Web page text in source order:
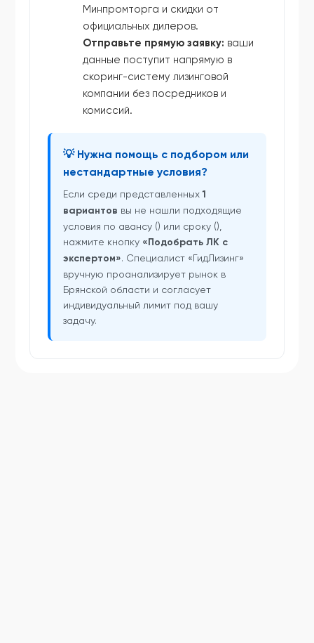
Минпромторга и скидки от
официальных дилеров.
Отправьте прямую заявку: ваши
данные поступит напрямую в
скоринг-систему лизинговой
компании без посредников и
комиссий.
💡 Нужна помощь с подбором или
нестандартные условия?
Если среди представленных1
вариантов вы не нашли подходящие
условия по авансу () или сроку (),
нажмите кнопку «Подобрать ЛК с
экспертом». Специалист «ГидЛизинг»
вручную проанализирует рынок в
Брянской области и согласует
индивидуальный лимит под вашу
задачу.